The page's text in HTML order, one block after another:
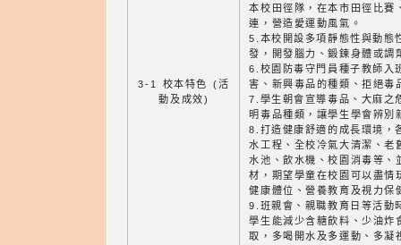
3-1 校本特色 (活
動及成效)
本校田徑隊，在本市田徑比賽
連，營造愛運動風氣。
5.本校開設多項靜態性與動態
發，開發腦力、鍛鍊身體或調
6.校園防毒守門員種子教師入
害、新興毒品的種類、拒絕毒
7.學生朝會宣導毒品、大麻之
明毒品種類，讓學生學會辨別
8.打造健康舒適的成長環境，
水工程、全校冷氣大清潔、老
水池、飲水機、校園消毒等、
材，期望學童在校園可以盡情
健康體位、營養教育及視力保
9.班親會、親職教育日等活動
學生能減少含糖飲料、少油炸
取，多喝開水及多運動、多凝